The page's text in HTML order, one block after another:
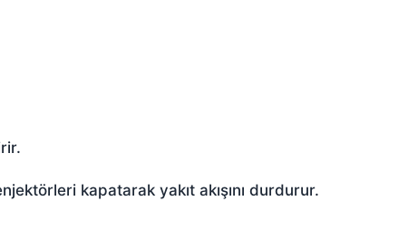
kapatarak yakıt akışını durdurur.